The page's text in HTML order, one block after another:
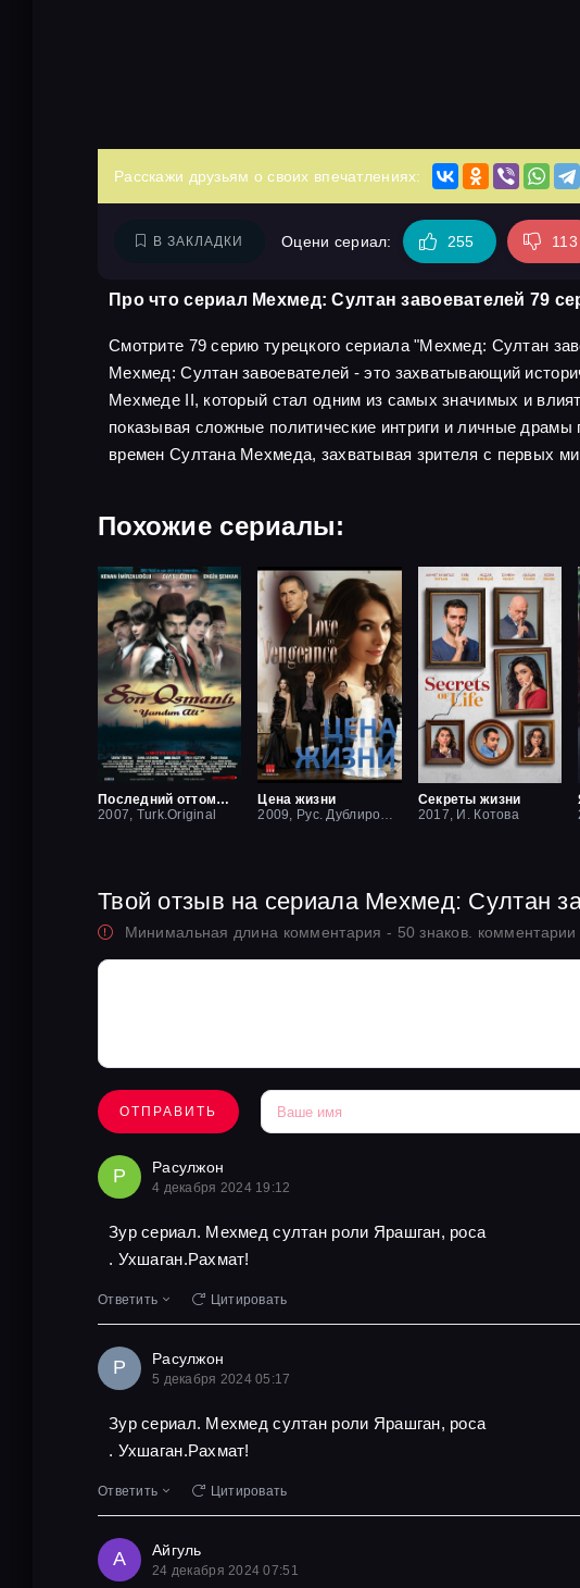
Расскажи друзьям о своих впечатлениях:
В ЗАКЛАДКИ Оцени сериал: 255 113
Про что сериал Мехмед: Султан завоевателей 79
Смотрите 79 серию турецкого сериала "Мехмед: Султан
Мехмед: Султан завоевателей - это захватывающий
Мехмеде II, который стал одним из самых значимых и
показывая сложные политические интриги и личные
времен Султана Мехмеда, захватывая зрителя с первых
Похожие сериалы:
Последний оттоман: Яндим Али
2007, Turk.Original
Цена жизни
Секреты жизни
2017, И. Котова
Твой отзыв на сериала Мехмед: Султан
Минимальная длина комментария - 50 знаков.
ОТПРАВИТЬ
Р Расулжон
4 декабря 2024 19:12
Зур сериал. Мехмед султан роли Ярашган, роса
. Ухшаган.Рахмат!
Ответить Цитировать
Р Расулжон
5 декабря 2024 05:17
Зур сериал. Мехмед султан роли Ярашган, роса
. Ухшаган.Рахмат!
Ответить Цитировать
А Айгуль
24 декабря 2024 07:51